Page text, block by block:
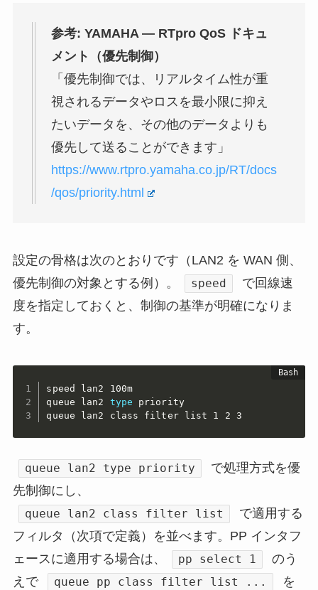
参考: YAMAHA — RTpro QoS ドキュ
メント（優先制御）
「優先制御では、リアルタイム性が重
視されるデータやロスを最小限に抑え
たいデータを、その他のデータよりも
優先して送ることができます」
https://www.rtpro.yamaha.co.jp/RT/docs
/qos/priority.html
設定の骨格は次のとおりです（LAN2 を WAN 側、
優先制御の対象とする例）。
speed
で回線速
度を指定しておくと、制御の基準が明確になりま
す。
speed lan2 100m
queue lan2 type priority
queue lan2 class filter list 1 2 3
queue lan2 type priority
で処理方式を優
先制御にし、
queue lan2 class filter list
で適用する
フィルタ（次項で定義）を並べます。PP インタフ
ェースに適用する場合は、
pp select 1
のう
えで
queue pp class filter list ...
を